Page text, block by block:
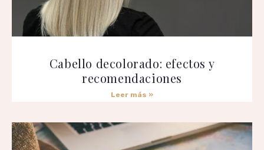
Cabello decolorado: efectos y
recomendaciones
Leer más »